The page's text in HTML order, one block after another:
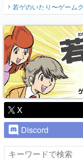
若ゲのいたり〜ゲーム
X
Discord